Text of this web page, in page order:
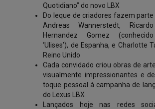
Quotidiano” donovo LBX
Do leque de criadores fazem parte
Andreas Wannerstedt,
Hernandez Gomez
‘Ulises’), de Espanha, e Charlotte
Reino Unido
Cada convidado criou obras de
visualmente impressionantes e
toque pessoal à campanha de
do Lexus LBX
Lançados hoje nas redes